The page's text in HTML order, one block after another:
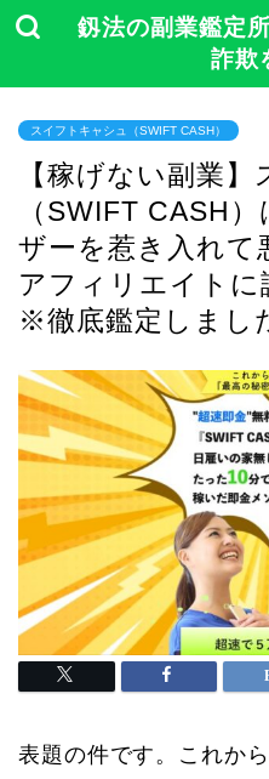
釼法の副業鑑定
詐欺
スイフトキャシュ（SWIFT CASH）
【稼げない副業
（SWIFT CASH
ザーを惹き入れて
アフィリエイトに
※徹底鑑定しまし
表題の件です。これか